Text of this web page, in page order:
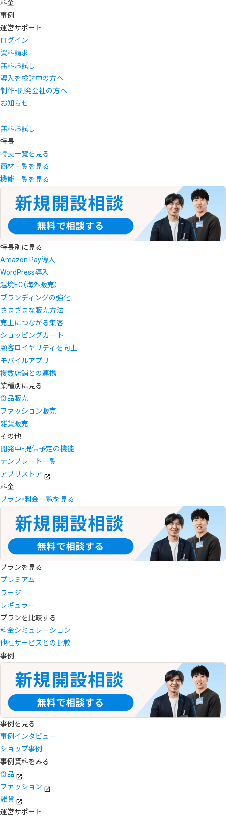
料金
事例
運営サポート
ログイン
資料請求
無料お試し
導入を検討中の方へ
制作・開発会社の方へ
お知らせ
無料お試し
特長
特長一覧を見る
商材一覧を見る
機能一覧を見る
特長別に見る
Amazon Pay導入
WordPress導入
越境EC（海外販売）
ブランディングの強化
さまざまな販売方法
売上につながる集客
ショッピングカート
顧客ロイヤリティを向上
モバイルアプリ
複数店舗との連携
業種別に見る
食品販売
ファッション販売
雑貨販売
その他
開発中・提供予定の機能
テンプレート一覧
アプリストア
料金
プラン・料金一覧を見る
プランを見る
プレミアム
ラージ
レギュラー
プランを比較する
料金シミュレーション
他社サービスとの比較
事例
事例を見る
事例インタビュー
ショップ事例
事例資料をみる
食品
ファッション
雑貨
運営サポート